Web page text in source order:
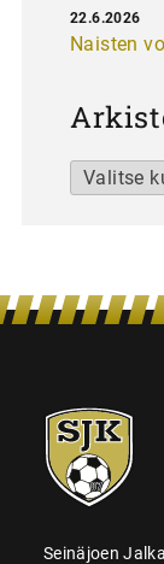
Naisten
22.6.2026
Arkistot
SJK-
juniorit
Seinäjoen